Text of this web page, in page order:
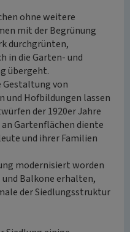
ohne weitere
mit der Begrünung
durchgrünten,
in die Garten- und
übergeht.
Gestaltung von
und Hofbildungen lassen
der 1920er Jahre
Gartenflächen diente
und ihrer Familien
modernisiert worden
Balkone erhalten,
der Siedlungsstruktur